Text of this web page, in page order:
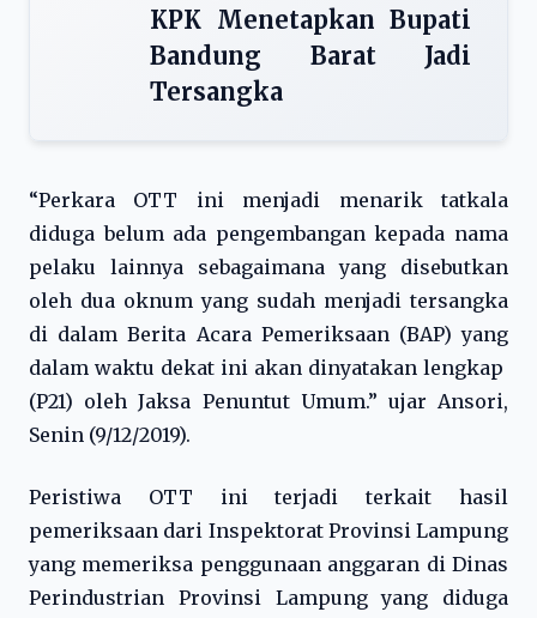
KPK Menetapkan Bupati
Bandung Barat Jadi
Tersangka
“Perkara OTT ini menjadi menarik tatkala
diduga belum ada pengembangan kepada nama
pelaku lainnya sebagaimana yang disebutkan
oleh dua oknum yang sudah menjadi tersangka
di dalam Berita Acara Pemeriksaan (BAP) yang
dalam waktu dekat ini akan dinyatakan lengkap
(P21) oleh Jaksa Penuntut Umum.” ujar Ansori,
Senin (9/12/2019).
Peristiwa OTT ini terjadi terkait hasil
pemeriksaan dari Inspektorat Provinsi Lampung
yang memeriksa penggunaan anggaran di Dinas
Perindustrian Provinsi Lampung yang diduga